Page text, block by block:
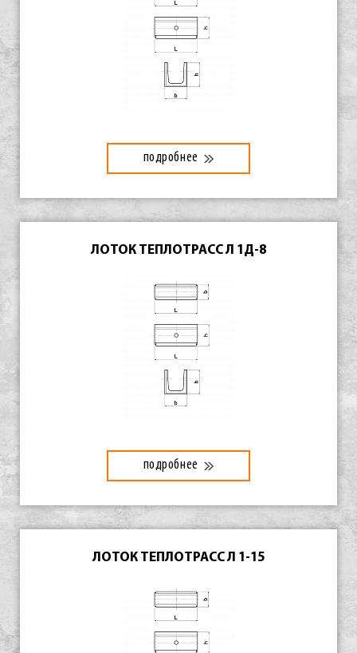
подробнее
ЛОТОК ТЕПЛОТРАСС Л 1Д-8
подробнее
ЛОТОК ТЕПЛОТРАСС Л 1-15